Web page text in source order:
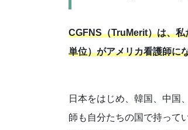
CGFNS（TruMerit）は、私
単位）がアメリカ看護師に
日本をはじめ、韓国、中国
師も自分たちの国で持って